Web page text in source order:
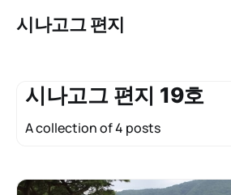
시나고그 편지
시나고그 편지 19호
A collection of 4 posts